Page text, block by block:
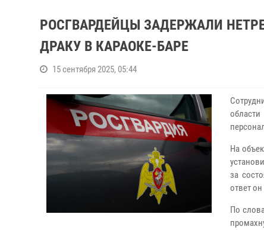
РОСГВАРДЕЙЦЫ ЗАДЕРЖАЛИ
ДРАКУ В КАРАОКЕ-БАРЕ
15 сентября 2025, 05:44
На
за
ответ
По